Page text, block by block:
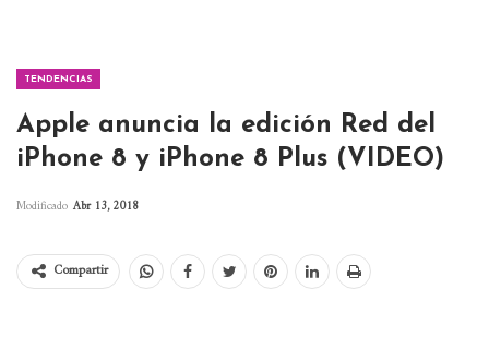
TENDENCIAS
Apple anuncia la edición Red del
iPhone 8 y iPhone 8 Plus (VIDEO)
Modificado Abr 13, 2018
Compartir